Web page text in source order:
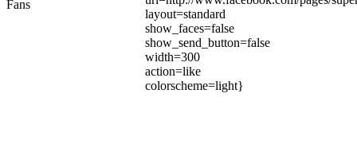
Fans
layout=standard
show_faces=false
show_send_button=false
width=300
action=like
colorscheme=light}